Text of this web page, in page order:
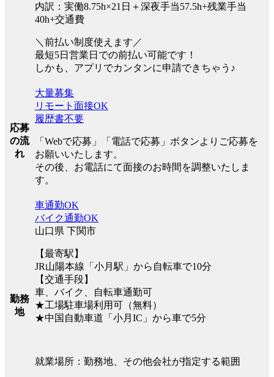
内訳：実働8.75h×21日＋深夜手当57.5h+残業手当
40h+交通費
＼前払い制度使えます／
最短5日営業日での前払い可能です！
しかも、アプリでカンタンに申請できちゃう♪
応募
の流
れ
大量募集
リモート面接OK
履歴書不要
「Webで応募」「電話で応募」ボタンよりご応募を
お願いいたします。
その後、お電話にて面接のお時間を調整いたしま
す。
勤務
地
車通勤OK
バイク通勤OK
山口県 下関市
【最寄駅】
JR山陽本線「小月駅」から自転車で10分
【交通手段】
車、バイク、自転車通勤可
★工場駐車場利用可（無料）
★中国自動車道「小月IC」から車で5分
就業場所：勤務地、その他会社が指定する範囲